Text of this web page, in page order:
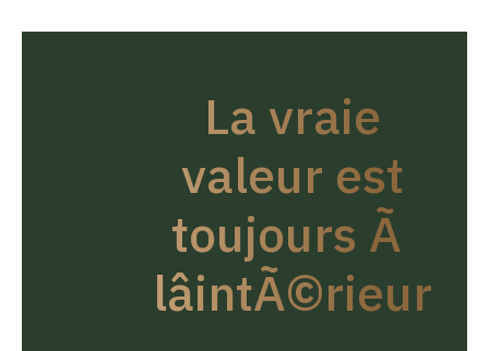
La vraie
valeur est
toujours Ã
lâintÃ©rieur